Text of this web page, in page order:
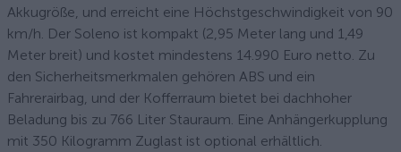
Akkugröße, und erreicht eine Höchstgeschwindigkeit von 90
km/h. Der Soleno ist kompakt (2,95 Meter lang und 1,49
Meter breit) und kostet mindestens 14.990 Euro netto. Zu
den Sicherheitsmerkmalen gehören ABS und ein
Fahrerairbag, und der Kofferraum bietet bei dachhoher
Beladung bis zu 766 Liter Stauraum. Eine Anhängerkupplung
mit 350 Kilogramm Zuglast ist optional erhältlich.